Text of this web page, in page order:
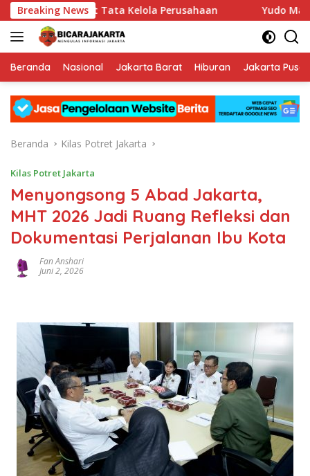
Langsung
ke
konten
Breaking News
Perkuat Tata Kelola Perusahaan Yudo Margono
Beranda Nasional Jakarta Barat Hiburan Jakarta Pusat
Beranda Kilas Potret Jakarta
Kilas Potret Jakarta
Menyongsong 5 Abad Jakarta,
MHT 2026 Jadi Ruang Refleksi dan
Dokumentasi Perjalanan Ibu Kota
Fan Anshari
Juni 2, 2026